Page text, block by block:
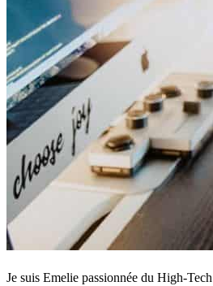
Je suis Emelie passionnée du High-